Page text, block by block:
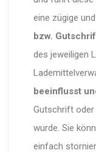
eine zügige und
bzw.
des jeweiligen
beeinflusst
Gutschrift oder
wurde. Sie
einfach